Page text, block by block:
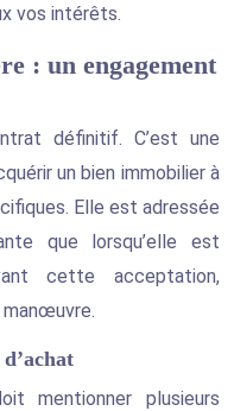
vos intérêts.
: un engagement
définitif. C’est une
un bien immobilier à
Elle est adressée
que lorsqu’elle est
cette acceptation,
manœuvre.
mentionner plusieurs